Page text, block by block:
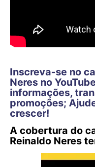
Inscreva-se no
Neres no
informações,
promoções;
crescer!
A cobertura do
Reinaldo Neres